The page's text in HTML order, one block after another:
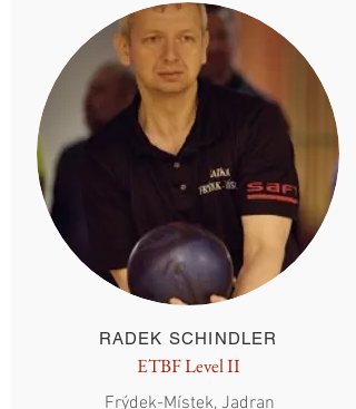
RADEK SCHINDLER
ETBF Level II
Frýdek-Místek, Jadran